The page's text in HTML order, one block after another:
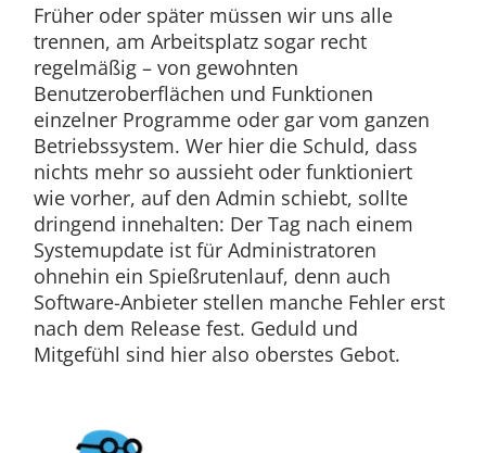
Früher oder später müssen wir uns alle
trennen, am Arbeitsplatz sogar recht
regelmäßig – von gewohnten
Benutzeroberflächen und Funktionen
einzelner Programme oder gar vom ganzen
Betriebssystem. Wer hier die Schuld, dass
nichts mehr so aussieht oder funktioniert
wie vorher, auf den Admin schiebt, sollte
dringend innehalten: Der Tag nach einem
Systemupdate ist für Administratoren
ohnehin ein Spießrutenlauf, denn auch
Software-Anbieter stellen manche Fehler erst
nach dem Release fest. Geduld und
Mitgefühl sind hier also oberstes Gebot.